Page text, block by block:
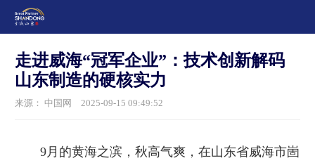
走进威海“冠军企业”：技术创新解码
山东制造的硬核实力
来源： 中国网 2025-09-15 09:49:52
9月的黄海之滨，秋高气爽，在山东省威海市崮